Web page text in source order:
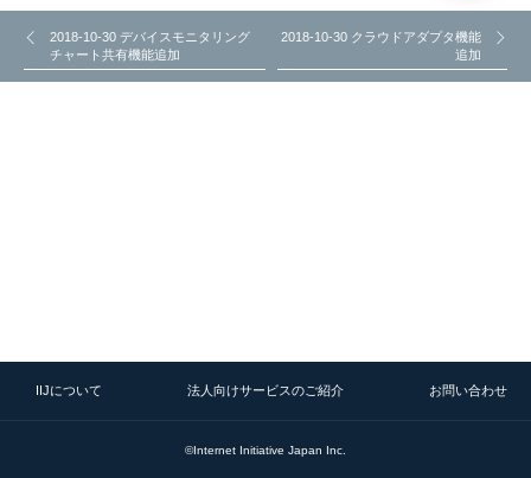
2018-10-30 デバイスモニタリング
チャート共有機能追加
2018-10-30 クラウドアダプタ機能
追加
IIJについて 法人向けサービスのご紹介 お問い合わせ
©Internet Initiative Japan Inc.